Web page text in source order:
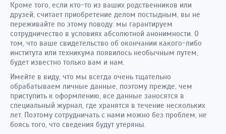
Кроме того, если кто-то из ваших родственников или
друзей, считает приобретение делом постыдным, вы не
переживайте по этому поводу: мы гарантируем
сотрудничество в условиях абсолютной анонимности. О
том, что ваше свидетельство об окончании какого-либо
института или техникума появилось необычным путем,
будет известно только вам и нам.
Имейте в виду, что мы всегда очень тщательно
обрабатываем личные данные, поэтому прежде, чем
приступить к оформлению, все данные заносятся в
специальный журнал, где хранятся в течение нескольких
лет. Поэтому сотрудничать с нами можно без проблем, не
боясь того, что сведения будут утеряны.